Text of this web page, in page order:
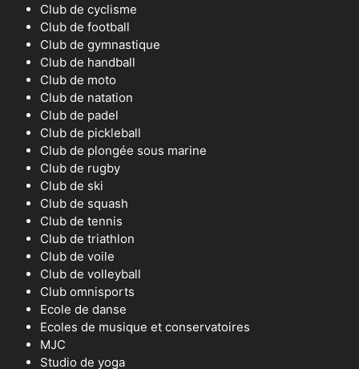
Club de cyclisme
Club de football
Club de gymnastique
Club de handball
Club de moto
Club de natation
Club de padel
Club de pickleball
Club de plongée sous marine
Club de rugby
Club de ski
Club de squash
Club de tennis
Club de triathlon
Club de voile
Club de volleyball
Club omnisports
Ecole de danse
Ecoles de musique et conservatoires
MJC
Studio de yoga